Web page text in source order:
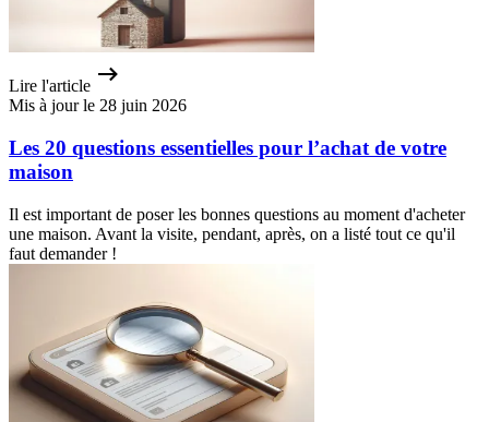
Lire l'article
Mis à jour le 28 juin 2026
Les 20 questions essentielles pour l’achat de votre
maison
Il est important de poser les bonnes questions au moment d'acheter
une maison. Avant la visite, pendant, après, on a listé tout ce qu'il
faut demander !